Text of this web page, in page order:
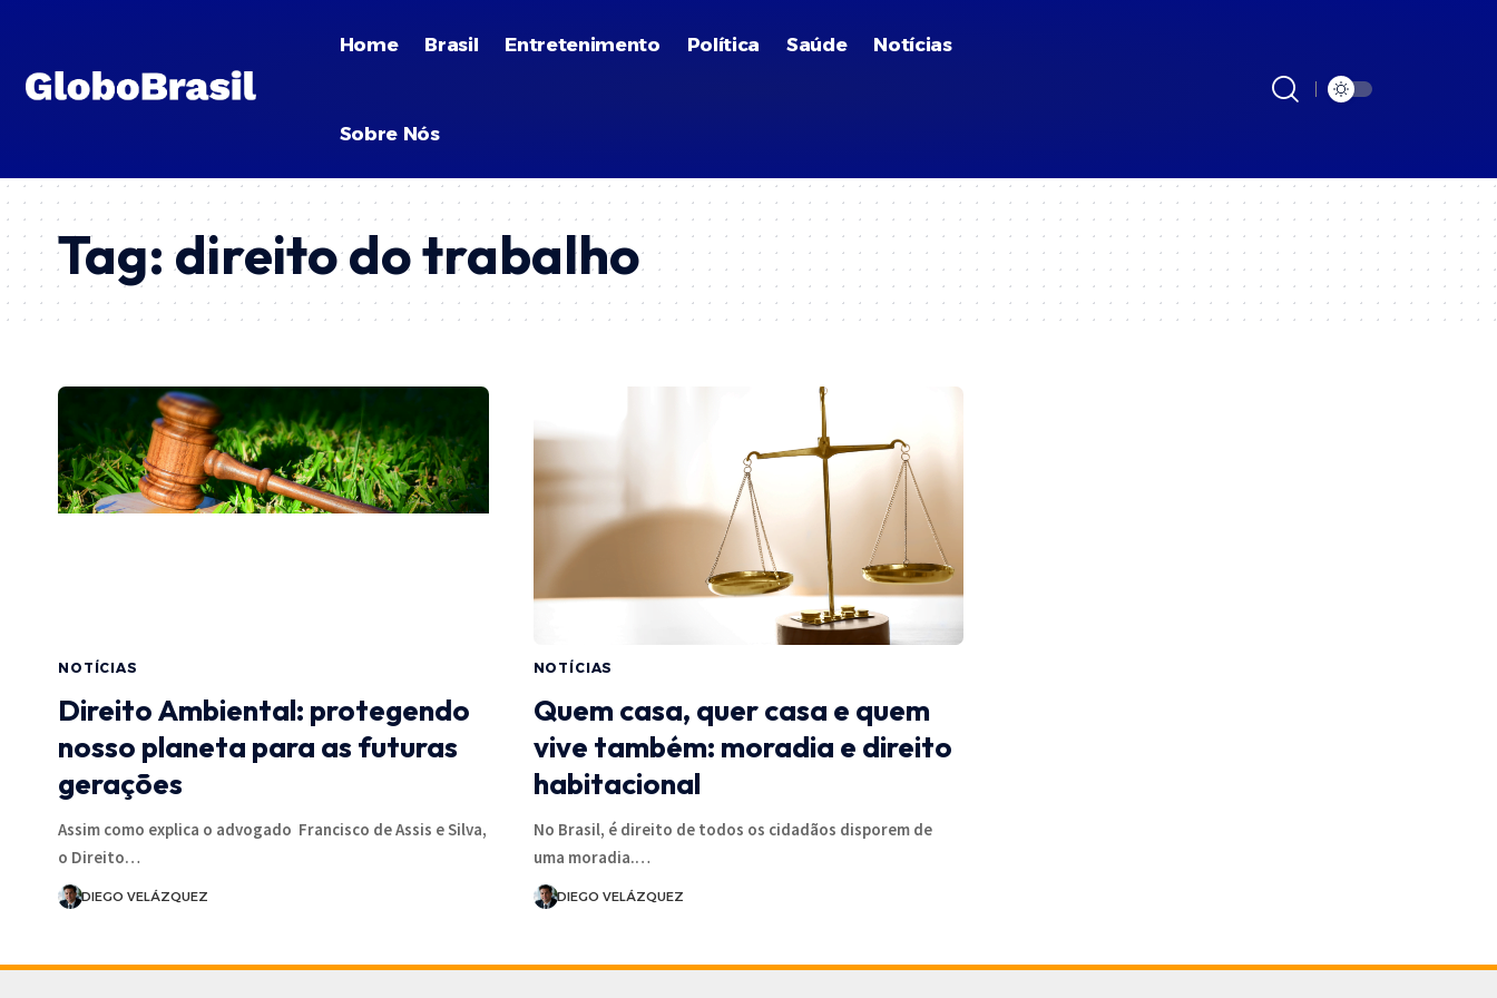
Home Brasil Entretenimento Política Saúde Notícias
Sobre Nós
Tag:direito do trabalho
NOTÍCIAS
Direito Ambiental: protegendo
nosso planeta para as futuras
gerações
Assim como explica o advogado Francisco de Assis e Silva,
o Direito…
DIEGO VELÁZQUEZ
NOTÍCIAS
Quem casa, quer casa e quem
vive também: moradia e direito
habitacional
No Brasil, é direito de todos os cidadãos disporem de
uma moradia.…
DIEGO VELÁZQUEZ